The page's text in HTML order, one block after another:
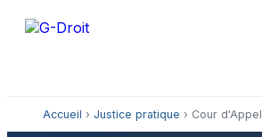
Accueil › Justice pratique › Cour